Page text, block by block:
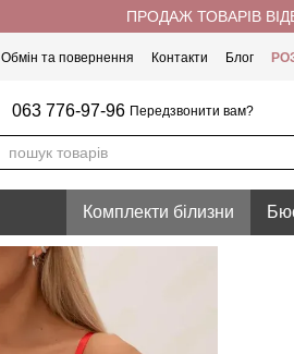
ПРОДАЖ ТОВАРІВ
Обмін та повернення Контакти Блог
063 776-97-96 Передзвонити вам?
Комплекти білизни